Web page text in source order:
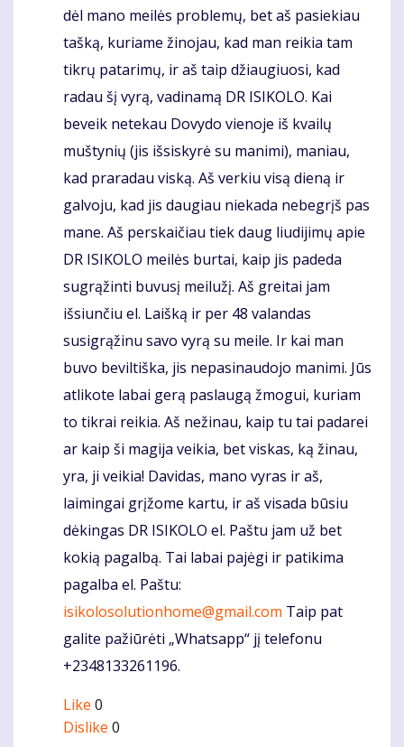
dėl mano meilės problemų, bet aš pasiekiau
tašką, kuriame žinojau, kad man reikia tam
tikrų patarimų, ir aš taip džiaugiuosi, kad
radau šį vyrą, vadinamą DR ISIKOLO. Kai
beveik netekau Dovydo vienoje iš kvailų
muštynių (jis išsiskyrė su manimi), maniau,
kad praradau viską. Aš verkiu visą dieną ir
galvoju, kad jis daugiau niekada nebegrįš pas
mane. Aš perskaičiau tiek daug liudijimų apie
DR ISIKOLO meilės burtai, kaip jis padeda
sugrąžinti buvusį meilužį. Aš greitai jam
išsiunčiu el. Laišką ir per 48 valandas
susigrąžinu savo vyrą su meile. Ir kai man
buvo beviltiška, jis nepasinaudojo manimi. Jūs
atlikote labai gerą paslaugą žmogui, kuriam
to tikrai reikia. Aš nežinau, kaip tu tai padarei
ar kaip ši magija veikia, bet viskas, ką žinau,
yra, ji veikia! Davidas, mano vyras ir aš,
laimingai grįžome kartu, ir aš visada būsiu
dėkingas DR ISIKOLO el. Paštu jam už bet
kokią pagalbą. Tai labai pajėgi ir patikima
pagalba el. Paštu:
isikolosolutionhome@gmail.com Taip pat
galite pažiūrėti „Whatsapp“ jį telefonu
+2348133261196.
Like 0
Dislike 0